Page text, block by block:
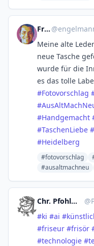
Frank @
Meine alte
neue Tasche
wurde für die
es das tolle
#Fotovorschlag
#
#Handgemacht
#TaschenLiebe #
#Heidelberg
#fotovorschlag
#ausaltmachneu
Chr. Pfohlmann, Karikaturistin @
#ki #ai #
#friseur #frisör
#technologie #